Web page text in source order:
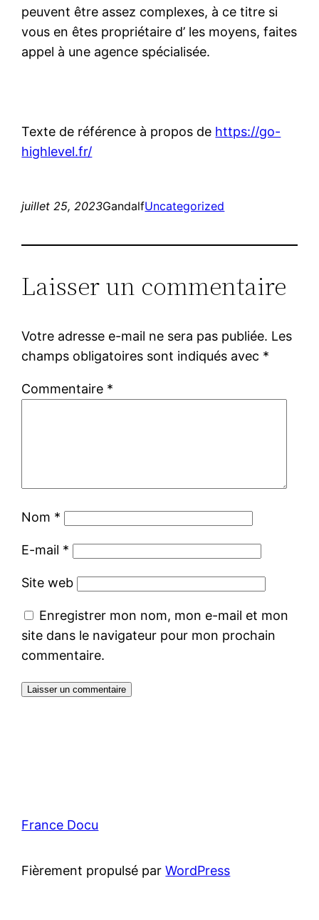
peuvent être assez complexes, à ce titre si
vous en êtes propriétaire d’ les moyens, faites
appel à une agence spécialisée.
Texte de référence à propos de https://go-
highlevel.fr/
juillet 25, 2023GandalfUncategorized
Laisser un commentaire
Votre adresse e-mail ne sera pas publiée. Les
champs obligatoires sont indiqués avec *
Commentaire *
Nom *
E-mail *
Site web
Enregistrer mon nom, mon e-mail et mon
site dans le navigateur pour mon prochain
commentaire.
France Docu
Fièrement propulsé parWordPress